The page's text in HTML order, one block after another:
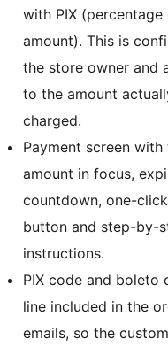
with PIX
amount). This is
the store owner and
to the amount
charged.
Payment screen with
amount in focus,
countdown, one-
button and step-by-
instructions.
PIX code and boleto
line included in the
emails, so the